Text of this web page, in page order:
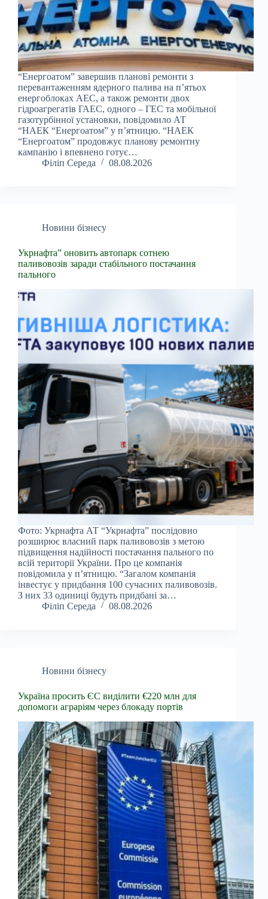
“Енергоатом” завершив планові ремонти з
перевантаженням ядерного палива на п’ятьох
енергоблоках АЕС, а також ремонти двох
гідроагрегатів ГАЕС, одного – ГЕС та мобільної
газотурбінної установки, повідомило АТ
“НАЕК “Енергоатом” у п’ятницю. “НАЕК
“Енергоатом” продовжує планову ремонтну
кампанію і впевнено готує…
Філіп Середа
08.08.2026
Новини бізнесу
Укрнафта” оновить автопарк сотнею
паливовозів заради стабільного постачання
пального
Фото: Укрнафта АТ “Укрнафта” послідовно
розширює власний парк паливовозів з метою
підвищення надійності постачання пального по
всій території України. Про це компанія
повідомила у п’ятницю. “Загалом компанія
інвестує у придбання 100 сучасних паливовозів.
З них 33 одиниці будуть придбані за…
Філіп Середа
08.08.2026
Новини бізнесу
Україна просить ЄС виділити €220 млн для
допомоги аграріям через блокаду портів